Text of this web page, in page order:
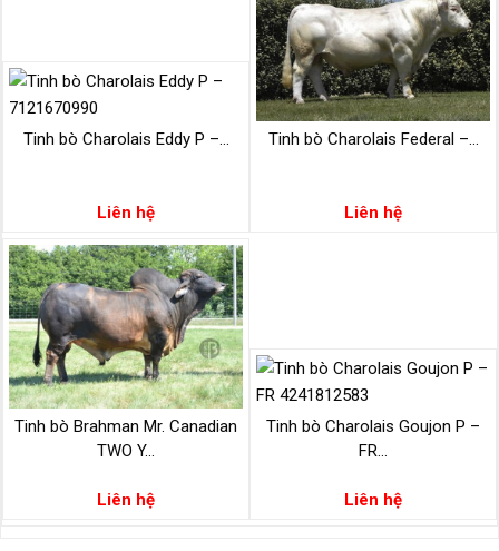
Tinh bò Charolais Eddy P –...
Liên hệ
Tinh bò Charolais Federal –...
Liên hệ
Tinh bò Brahman Mr. Canadian
TWO Y...
Liên hệ
Tinh bò Charolais Goujon P –
FR...
Liên hệ